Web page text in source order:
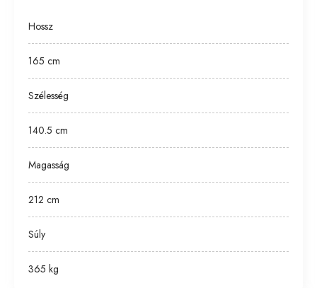
Hossz
165 cm
Szélesség
140.5 cm
Magasság
212 cm
Súly
365 kg